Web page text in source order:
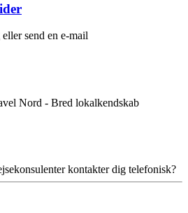
send en e-mail
Nord - Bred lokalkendskab
kontakter dig telefonisk?